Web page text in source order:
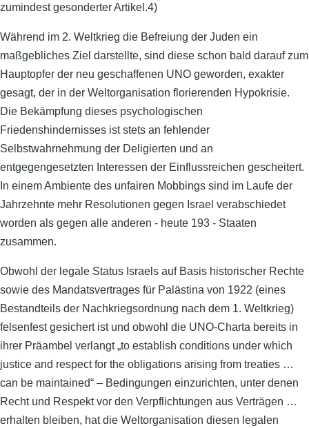
zumindest gesonderter Artikel.4)
Während im 2. Weltkrieg die Befreiung der Juden ein
maßgebliches Ziel darstellte, sind diese schon bald darauf zum
Hauptopfer der neu geschaffenen UNO geworden, exakter
gesagt, der in der Weltorganisation florierenden Hypokrisie.
Die Bekämpfung dieses psychologischen
Friedenshindernisses ist stets an fehlender
Selbstwahrnehmung der Deligierten und an
entgegengesetzten Interessen der Einflussreichen gescheitert.
In einem Ambiente des unfairen Mobbings sind im Laufe der
Jahrzehnte mehr Resolutionen gegen Israel verabschiedet
worden als gegen alle anderen - heute 193 - Staaten
zusammen.
Obwohl der legale Status Israels auf Basis historischer Rechte
sowie des Mandatsvertrages für Palästina von 1922 (eines
Bestandteils der Nachkriegsordnung nach dem 1. Weltkrieg)
felsenfest gesichert ist und obwohl die UNO-Charta bereits in
ihrer Präambel verlangt „to establish conditions under which
justice and respect for the obligations arising from treaties …
can be maintained“ – Bedingungen einzurichten, unter denen
Recht und Respekt vor den Verpflichtungen aus Verträgen …
erhalten bleiben, hat die Weltorganisation diesen legalen